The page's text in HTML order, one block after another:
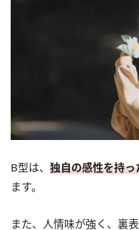
B型は、 独自の感性を持
ます。
また、人情味が強く、裏